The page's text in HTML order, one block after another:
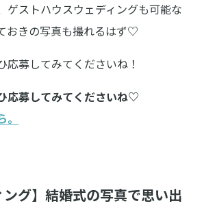
ゲストハウスウェディングも可能な
おきの写真も撮れるはず♡
応募してみてくださいね！
応募してみてくださいね♡
ング】結婚式の写真で思い出